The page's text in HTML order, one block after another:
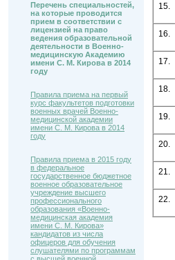
Перечень специальностей,
на которые проводится
прием в соответствии с
лицензией на право
ведения образовательной
деятельности в Военно-
медицинскую Академию
имени С. М. Кирова в 2014
году
Правила приема на первый
курс факультетов подготовки
военных врачей Военно-
медицинской академии
имени С. М. Кирова в 2014
году
Правила приема в 2015 году
в федеральное
государственное бюджетное
военное образовательное
учреждение высшего
профессионального
образования «Военно-
медицинская академия
имени С. М. Кирова»
кандидатов из числа
офицеров для обучения
слушателями по программам
15.
16.
17.
18.
19.
20.
21.
22.